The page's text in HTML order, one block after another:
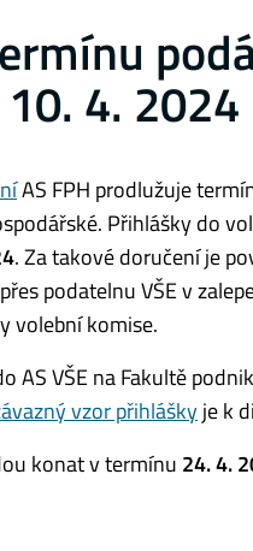
4. 2024
AS FPH prodlužuje
Přihlášky do
. Za takové doručení je
podatelnu VŠE v
volební komise.
AS VŠE na Fakultě
vzor přihláškyje k
konat v termínu 24. 4.